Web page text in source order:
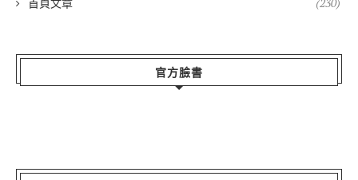
首頁文章 (230)
官方臉書